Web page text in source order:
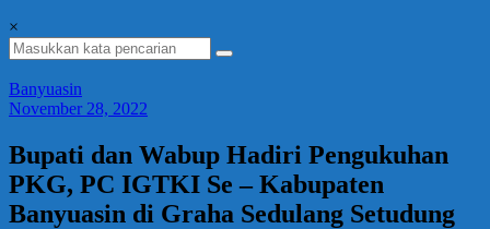
×
Banyuasin
November 28, 2022
Bupati dan Wabup Hadiri Pengukuhan
PKG, PC IGTKI Se – Kabupaten
Banyuasin di Graha Sedulang Setudung